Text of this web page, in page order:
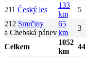
211 Český les
133
km
5
212 Smrčiny
a Chebská pánev
65
km
3
Celkem
1052
km
44